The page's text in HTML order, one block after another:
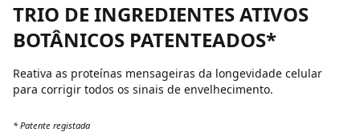
TRIO DE INGREDIENTES ATIVOS
BOTÂNICOS PATENTEADOS*
Reativa as proteínas mensageiras da longevidade celular
para corrigir todos os sinais de envelhecimento.
* Patente registada